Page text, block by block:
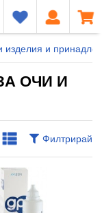
изделия и
ОЧИ И
Филтрирай